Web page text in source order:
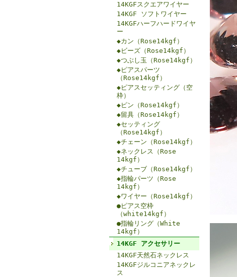
14KGFスクエアワイヤー
14KGF ソフトワイヤー
14KGFハーフハードワイヤ
ー
◆カン（Rose14kgf）
◆ビーズ（Rose14kgf）
◆つぶし玉（Rose14kgf）
◆ピアスパーツ
（Rose14kgf）
◆ピアスセッティング（空
枠）
◆ピン（Rose14kgf）
◆留具（Rose14kgf）
◆セッティング
（Rose14kgf）
◆チェーン（Rose14kgf）
◆ネックレス（Rose
14kgf）
◆チューブ（Rose14kgf）
◆指輪パーツ（Rose
14kgf）
◆ワイヤー（Rose14kgf）
●ピアス空枠
（white14kgf）
●指輪リング（White
14kgf）
14KGF アクセサリー
14KGF天然石ネックレス
14KGFジルコニアネックレ
ス